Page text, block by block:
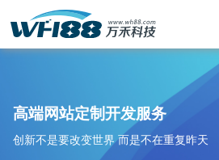
高端网站定制开发服务
创新不是要改变世界 而是不在重复昨天